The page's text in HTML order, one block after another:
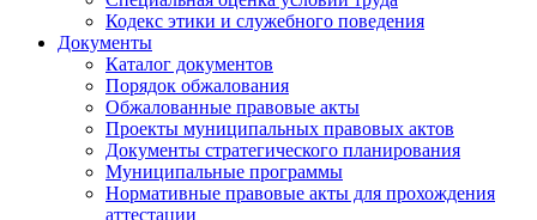
Кодекс этики и служебного поведения
Документы
Каталог документов
Порядок обжалования
Обжалованные правовые акты
Проекты муниципальных правовых актов
Документы стратегического планирования
Муниципальные программы
Нормативные правовые акты для прохождения
аттестации